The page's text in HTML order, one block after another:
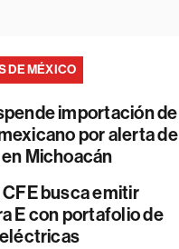
DE MÉXICO
importación de
por alerta de
Michoacán
busca emitir
E con portafolio de